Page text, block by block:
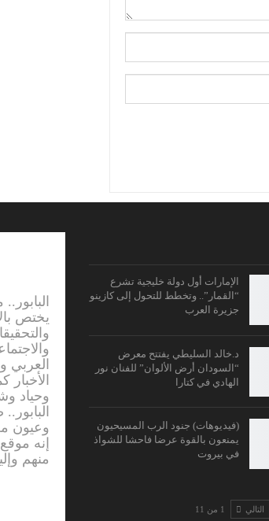
الإمارات أول دولة خليجية تشرع
“القمار”.. وتخطط للتحول إلى كازينو
جزيرة العرب
د.خالد السليطي يفتتح معرض
“السودان أرض الألوان” للفنان نور
الهادي في كتارا
(فيديوهات) جنود الرب المسيحيون
يمنعون بالقوة عرضا فاحشا للشواذ
في بيروت
التالي 1 من 11
يختص
العربي
وحياد
وعيون
إنه
منهم